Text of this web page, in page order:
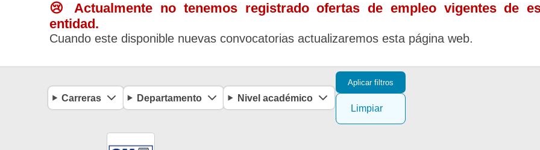
😢 Actualmente no tenemos registrado ofertas de empleo vigentes de
entidad.
Cuando este disponible nuevas convocatorias actualizaremos esta página web.
Carreras Departamento Nivel académico
Aplicar filtros
Limpiar